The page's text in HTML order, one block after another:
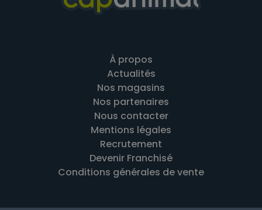
À propos
Actualités
Nos magasins
Nos partenaires
Nous contacter
Mentions légales
Recrutement
Devenir Franchisé
Conditions générales de vente